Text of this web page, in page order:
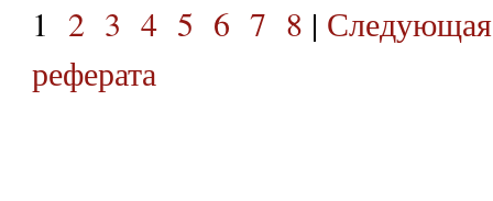
1 2 3 4 5 6 7 8 | Следующая
реферата